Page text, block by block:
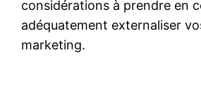
considérations à prendre en
adéquatement externaliser
marketing.